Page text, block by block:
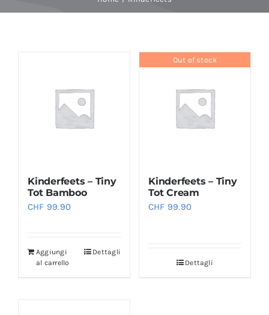
News
Kinderfeets – Tiny
Tot Bamboo
CHF 99.90
Aggiungi
al carrello
Dettagli
Out of stock
Kinderfeets – Tiny
Tot Cream
CHF 99.90
Dettagli